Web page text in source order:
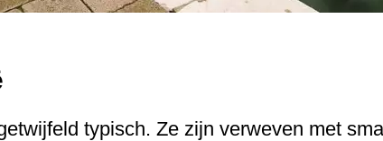
typisch. Ze zijn verweven met